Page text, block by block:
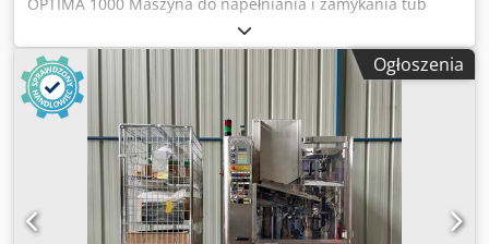
Maksymalna wydajność: ok. 50 tub/min., czyli ok. 3000
tub/godz. - Całkowita moc: 5,5 kW, 380V - Zużycie
powietrza: 6 bar - Zużycie wody: 4 l/godz.
(tuby plastikowe) Ta kompaktowa maszyna osiąga
wydajność do 70 plastikowych tub/min i służy do
napełniania oraz zamykania tub. Maszyna, przy
odpowiednich zestawach formatowych i pompach, może
pracować w następującym zakresie: Średnica tuby: 10 - 60
mm Długość tuby: do 280 mm Objętość napełniania: 2 - 300
ml Maszyna oferowana jest z następującymi częściami
formatowymi: Uchwyt tuby do tub plastikowych Ø 35 mm i
48 mm Cjdpfx Aox Rqlfepvorf Producent: Optima Rok
produkcji: 1999 Wymiary: ok. 180 x 160 x 240 cm
Ogłoszenia